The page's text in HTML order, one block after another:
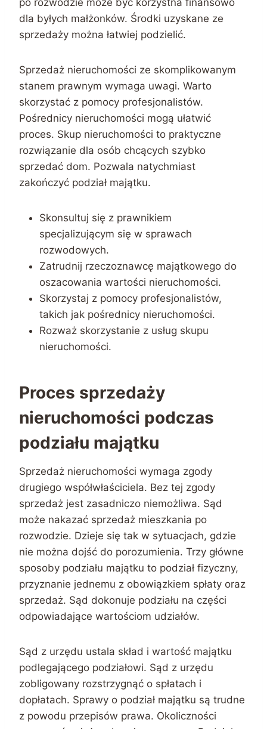
dla byłych małżonków. Środki uzyskane ze
sprzedaży można łatwiej podzielić.
Sprzedaż nieruchomości ze skomplikowanym
stanem prawnym wymaga uwagi. Warto
skorzystać z pomocy profesjonalistów.
Pośrednicy nieruchomości mogą ułatwić
proces. Skup nieruchomości to praktyczne
rozwiązanie dla osób chcących szybko
sprzedać dom. Pozwala natychmiast
zakończyć podział majątku.
Skonsultuj się z prawnikiem
specjalizującym się w sprawach
rozwodowych.
Zatrudnij rzeczoznawcę majątkowego do
oszacowania wartości nieruchomości.
Skorzystaj z pomocy profesjonalistów,
takich jak pośrednicy nieruchomości.
Rozważ skorzystanie z usług skupu
nieruchomości.
Proces sprzedaży
nieruchomości podczas
podziału majątku
Sprzedaż nieruchomości wymaga zgody
drugiego współwłaściciela. Bez tej zgody
sprzedaż jest zasadniczo niemożliwa. Sąd
może nakazać sprzedaż mieszkania po
rozwodzie. Dzieje się tak w sytuacjach, gdzie
nie można dojść do porozumienia. Trzy główne
sposoby podziału majątku to podział fizyczny,
przyznanie jednemu z obowiązkiem spłaty oraz
sprzedaż. Sąd dokonuje podziału na części
odpowiadające wartościom udziałów.
Sąd z urzędu ustala skład i wartość majątku
podlegającego podziałowi. Sąd z urzędu
zobligowany rozstrzygnąć o spłatach i
dopłatach. Sprawy o podział majątku są trudne
z powodu przepisów prawa. Okoliczności